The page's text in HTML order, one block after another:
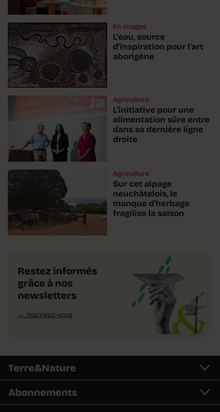
En images
L'eau, source
d'inspiration pour l'art
aborigène
Agriculture
L'initiative pour une
alimentation sûre entre
dans sa dernière ligne
droite
Agriculture
Sur cet alpage
neuchâtelois, le
manque d'herbage
fragilise la saison
Restez informés
grâce à nos
newsletters
Inscrivez-vous
Terre&Nature
Abonnements